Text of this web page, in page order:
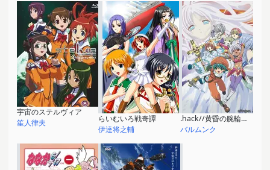
宇宙のステルヴィア
笙人律夫
らいむいろ戦奇譚
伊達将之輔
.hack//黄昏の腕輪伝説
バルムンク